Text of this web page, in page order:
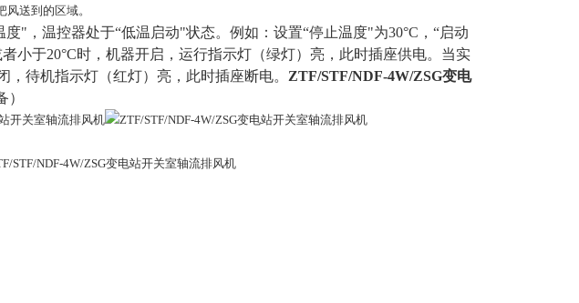
送到的区域。
"，温控器处于“低温启动"状态。例如：设置“停止温度"为30°C，“启动
小于20°C时，机器开启，运行指示灯（绿灯）亮，此时插座供电。当实
，待机指示灯（红灯）亮，此时插座断电。 ZTF/STF/NDF-4W/ZSG变电